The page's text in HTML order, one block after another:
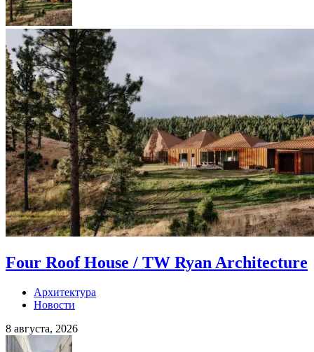
Four Roof House / TW Ryan Architecture
Архитектура
Новости
8 августа, 2026